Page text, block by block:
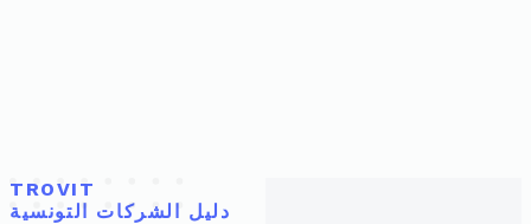
TROVIT
دليل الشركات التونسية